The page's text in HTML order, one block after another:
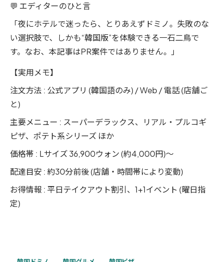
💬 エディターのひと言
「夜にホテルで迷ったら、とりあえずドミノ。失敗のな
い選択肢で、しかも“韓国版”を体験できる一石二鳥で
す。なお、本記事はPR案件ではありません。」
【実用メモ】
注文方法 : 公式アプリ (韓国語のみ) / Web / 電話 (店舗ご
と)
主要メニュー : スーパーデラックス、リアル・プルコギ
ピザ、ポテト系シリーズ ほか
価格帯 : Lサイズ 36,900ウォン (約4,000円)〜
配達目安 : 約30分前後 (店舗・時間帯により変動)
お得情報 : 平日テイクアウト割引、1+1イベント (曜日指
定)